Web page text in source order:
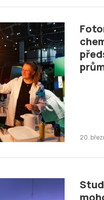
20.